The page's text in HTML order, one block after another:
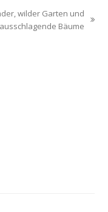
wilder Garten und
ausschlagende Bäume